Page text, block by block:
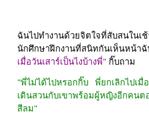
ฉันไปทำงานด้วยจิตใจที่สับส
นักศึกษาฝึกงานที่สนิทกันเห็นหน้า
เมื่อวันเสาร์เป็นไงบ้างพี่" กิ๊บถาม
"พี่ไม่ได้ไปหรอกกิ๊บ พี่ยกเลิกไปเมื่
เดินสวนกับเขาพร้อมผู้หญิงอีกคนต
สีลม"